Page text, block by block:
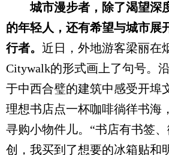
城市漫步者，除了渴望深
的年轻人，还有希望与城市展
行者。 近日，外地游客梁丽在
Citywalk的形式画上了句号。
于中西合璧的建筑中感受开埠
理想书店点一杯咖啡徜徉书海
寻购小物件儿。“书店有书签
创，我买到了想要的冰箱贴和